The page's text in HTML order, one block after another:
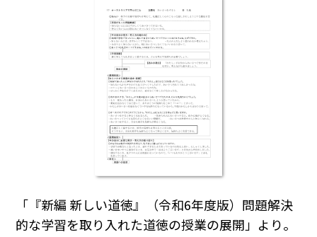
「『新編 新しい道徳』（令和6年度版）問題解決
的な学習を取り入れた道徳の授業の展開」より。